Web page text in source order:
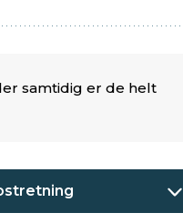
samtidig er de helt